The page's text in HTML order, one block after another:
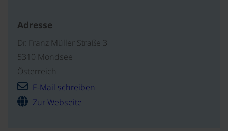
Adresse
Dr. Franz Müller Straße 3
5310 Mondsee
Österreich
E-Mail schreiben
Zur Webseite